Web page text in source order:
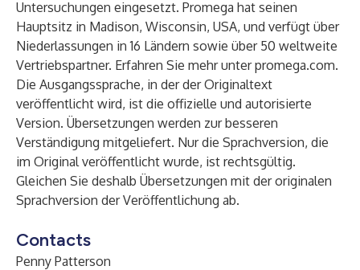
Untersuchungen eingesetzt. Promega hat seinen
Hauptsitz in Madison, Wisconsin, USA, und verfügt über
Niederlassungen in 16 Ländern sowie über 50 weltweite
Vertriebspartner. Erfahren Sie mehr unterpromega.com.
Die Ausgangssprache, in der der Originaltext
veröffentlicht wird, ist die offizielle und autorisierte
Version. Übersetzungen werden zur besseren
Verständigung mitgeliefert. Nur die Sprachversion, die
im Original veröffentlicht wurde, ist rechtsgültig.
Gleichen Sie deshalb Übersetzungen mit der originalen
Sprachversion der Veröffentlichung ab.
Contacts
Penny Patterson